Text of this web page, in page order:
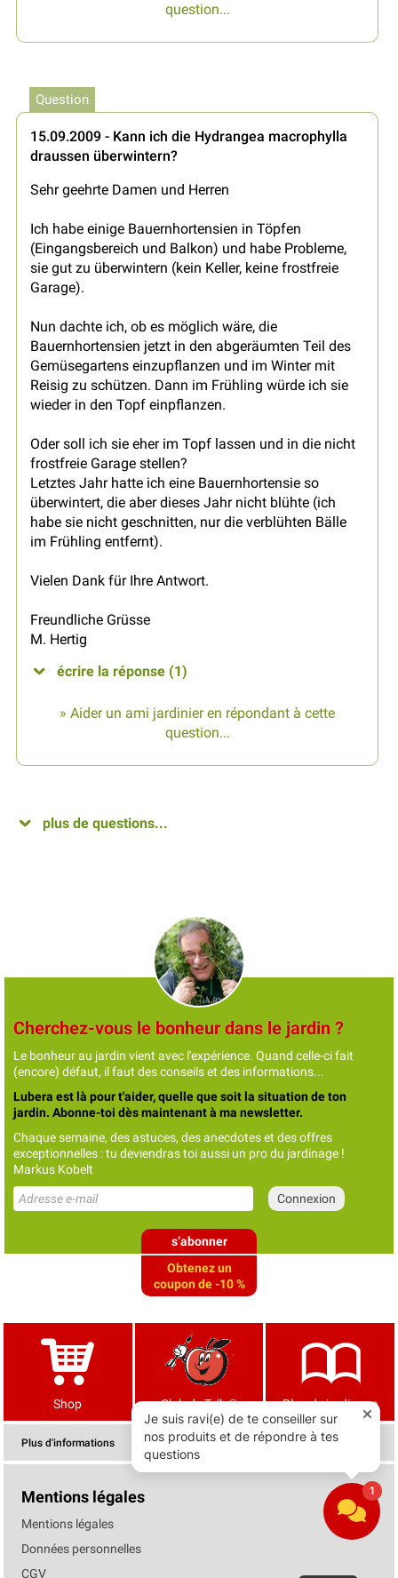
question...
Question
15.09.2009 - Kann ich die Hydrangea macrophylla
draussen überwintern?
Sehr geehrte Damen und Herren
Ich habe einige Bauernhortensien in Töpfen
(Eingangsbereich und Balkon) und habe Probleme,
sie gut zu überwintern (kein Keller, keine frostfreie
Garage).
Nun dachte ich, ob es möglich wäre, die
Bauernhortensien jetzt in den abgeräumten Teil des
Gemüsegartens einzupflanzen und im Winter mit
Reisig zu schützen. Dann im Frühling würde ich sie
wieder in den Topf einpflanzen.
Oder soll ich sie eher im Topf lassen und in die nicht
frostfreie Garage stellen?
Letztes Jahr hatte ich eine Bauernhortensie so
überwintert, die aber dieses Jahr nicht blühte (ich
habe sie nicht geschnitten, nur die verblühten Bälle
im Frühling entfernt).
Vielen Dank für Ihre Antwort.
Freundliche Grüsse
M. Hertig
écrire la réponse (1)
» Aider un ami jardinier en répondant à cette
question...
plus de questions...
Cherchez-vous le bonheur dans le jardin ?
Le bonheur au jardin vient avec l'expérience. Quand celle-ci fait
(encore) défaut, il faut des conseils et des informations...
Lubera est là pour t'aider, quelle que soit la situation de ton
jardin. Abonne-toi dès maintenant à ma newsletter.
Chaque semaine, des astuces, des anecdotes et des offres
exceptionnelles : tu deviendras toi aussi un pro du jardinage !
Markus Kobelt
s’abonner
Obtenez un
coupon de -10 %
Shop Club de Tells® Blog de jardinage
Plus d'informations
Mentions légales
Mentions légales
Données personnelles
CGV